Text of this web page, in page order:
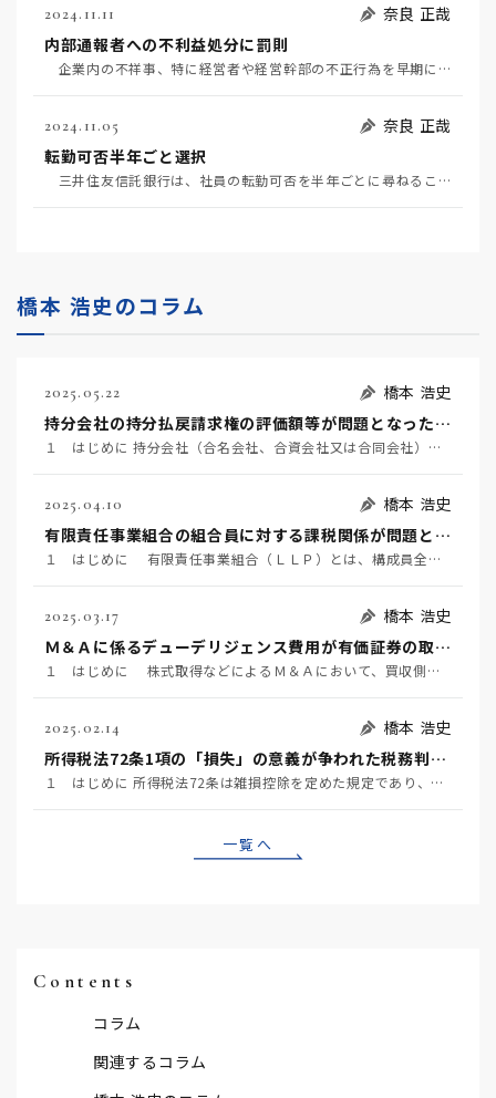
2024.11.11
奈良 正哉
内部通報者への不利益処分に罰則
企業内の不祥事、特に経営者や経営幹部の不正行為を早期に発見するには、内部通報しかないと思っている。…
2024.11.05
奈良 正哉
転勤可否半年ごと選択
三井住友信託銀行は、社員の転勤可否を半年ごとに尋ねることにする（１０月３０日日経）。辞令一本で、否…
橋本 浩史のコラム
2025.05.22
橋本 浩史
持分会社の持分払戻請求権の評価額等が問題となった事例 ～名古屋地裁令和６年６月２２日判決TAINS Z８８８-２７２０～
１ はじめに 持分会社（合名会社、合資会社又は合同会社）の社員は、死亡によって退社し（会社法６０７条…
2025.04.10
橋本 浩史
有限責任事業組合の組合員に対する課税関係が問題となった事例 ～東京地裁令和６年２月１６日判決TAINS Z888-2712（確定）～
１ はじめに 有限責任事業組合（ＬＬＰ）とは、構成員全員が無限責任を負う民法組合の特例として、「有…
2025.03.17
橋本 浩史
Ｍ＆Ａに係るデューデリジェンス費用が有価証券の取得価額に含まれるか否かが争われた事例 ～国税不服審判所令和6年1月24日裁決～
１ はじめに 株式取得などによるＭ＆Ａにおいて、買収側が対象企業の価値やリスク等を事前に調査するこ…
2025.02.14
橋本 浩史
所得税法72条1項の「損失」の意義が争われた税務判決 ～東京地裁令和6年1月23日判決～
１ はじめに 所得税法72条は雑損控除を定めた規定であり、同条1項は、居住者又はその者と生計を一にす…
一覧へ
Contents
コラム
関連するコラム